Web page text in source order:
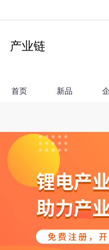
产业链
首页 新品